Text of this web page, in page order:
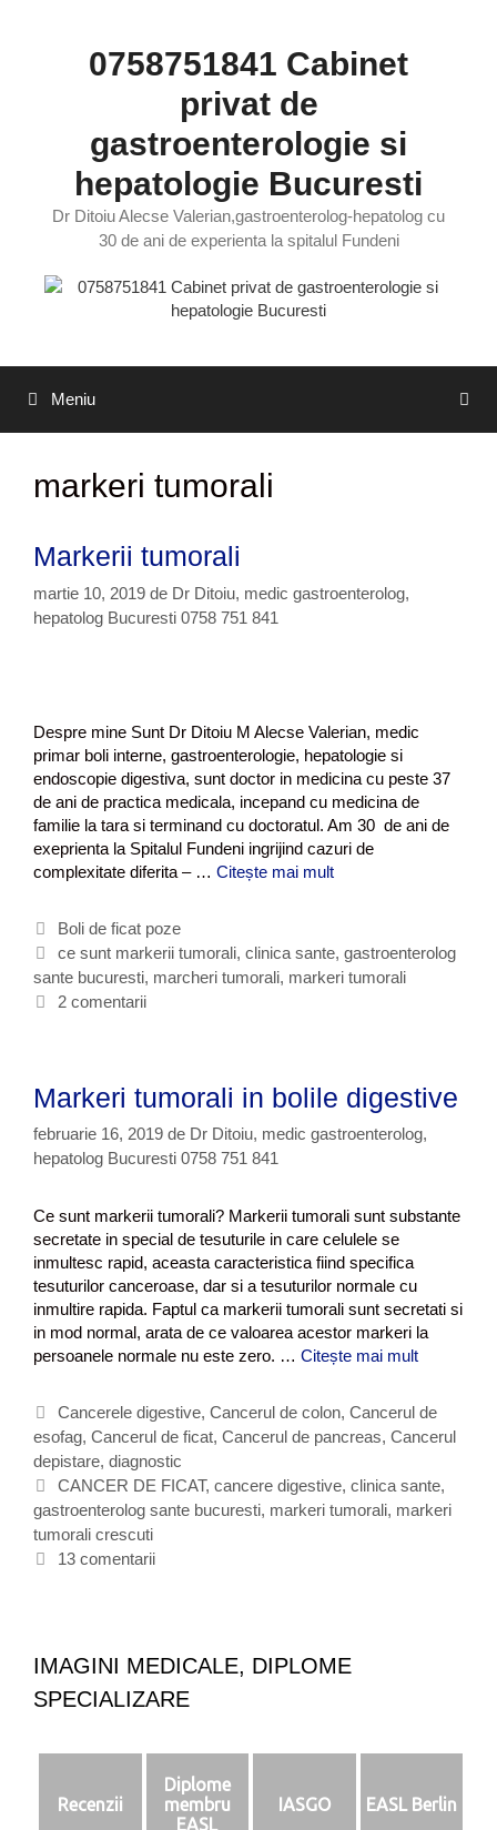
0758751841 Cabinet
privat de
gastroenterologie si
hepatologie Bucuresti
Dr Ditoiu Alecse Valerian,gastroenterolog-hepatolog cu
30 de ani de experienta la spitalul Fundeni
Meniu
markeri tumorali
Markerii tumorali
martie 10, 2019 de Dr Ditoiu, medic gastroenterolog,
hepatolog Bucuresti 0758 751 841
Despre mine Sunt Dr Ditoiu M Alecse Valerian, medic
primar boli interne, gastroenterologie, hepatologie si
endoscopie digestiva, sunt doctor in medicina cu peste 37
de ani de practica medicala, incepand cu medicina de
familie la tara si terminand cu doctoratul. Am 30 de ani de
exeprienta la Spitalul Fundeni ingrijind cazuri de
complexitate diferita – … Citește mai mult
e
r
m
o
i
C
a
t
e
i
Boli de ficat poze
E
t
i
t
ce sunt markerii tumorali, clinica sante, gastroenterolog
sante bucuresti, marcheri tumorali, markeri tumorali
2 comentarii
Markeri tumorali in bolile digestive
februarie 16, 2019 de Dr Ditoiu, medic gastroenterolog,
hepatolog Bucuresti 0758 751 841
Ce sunt markerii tumorali? Markerii tumorali sunt substante
secretate in special de tesuturile in care celulele se
inmultesc rapid, aceasta caracteristica fiind specifica
tesuturilor canceroase, dar si a tesuturilor normale cu
inmultire rapida. Faptul ca markerii tumorali sunt secretati si
in mod normal, arata de ce valoarea acestor markeri la
persoanele normale nu este zero. … Citește mai mult
e
i
t
b
l
C
a
t
e
g
o
r
Cancerele digestive, Cancerul de colon, Cancerul de
esofag, Cancerul de ficat, Cancerul de pancreas, Cancerul
depistare, diagnostic
E
t
i
c
e
CANCER DE FICAT, cancere digestive, clinica sante,
gastroenterolog sante bucuresti, markeri tumorali, markeri
tumorali crescuti
13 comentarii
IMAGINI MEDICALE, DIPLOME
SPECIALIZARE
Recenzii
Diplome
membru
EASL
IASGO EASL Berlin